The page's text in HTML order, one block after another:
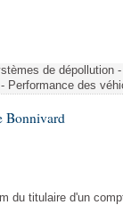
de dépollution
Performance des
Bonnivard
du titulaire d'un